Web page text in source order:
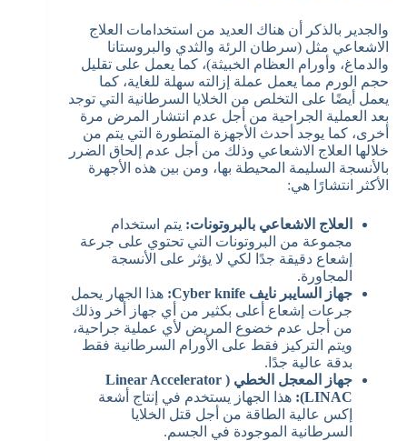
والجدير بالذكر أن هناك العديد من استخدامات العلاج
الاشعاعي مثل (سرطان الرئة والثدي والبروستانا
والدماغ، وأورام العظام الخبيثة)، كما يعمل على تقليل
حجم الورم مما يعمل عملة إزالته سهلة للغاية، كما
يعمل أيضًا على التخلص من الخلايا السرطانية التي توجد
بعد العملية الجراحية من أجل عدم انتشار المرض مرة
أخرى، كما يوجد أحدث الأجهزة المتطورة التي يتم من
خلالها العلاج الاشعاعي وذلك من أجل عدم إلحاق الضرر
بالأنسجة السليمة المحيطة بها، ومن بين هذه الأجهرة
الأكثر انتشارًا هي:
العلاج الاشعاعي بالبروتونات: يتم استخدام
مجموعة من البروتونات التي تحتوي على جرعة
إشعاع دقيقة جدًا لكي لا يؤثر على الأنسجة
المجاورة.
جهاز السايبر نايف Cyber knife:
هذا الجهار يحمل
جرعات إشعاع أعلى بكثير من أي جهاز أخر وذلك
من أجل عدم خضوع المريض لأي عملية جراحية،
ويتم التركيز فقط على الأورام السرطانية فقط
بدقة عالية جدًا.
جهاز المعجل الخطي ( Linear Accelerator
LINAC):
هذا الجهاز يستخدم في إنتاج أشعة
إكس عالية الطاقة من أجل قتل الخلايا
السرطانية الموجودة في الجسم.